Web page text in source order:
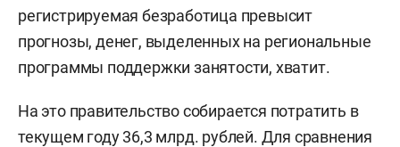
регистрируемая безработица превысит
прогнозы, денег, выделенных на региональные
программы поддержки занятости, хватит.
На это правительство собирается потратить в
текущем году 36,3 млрд. рублей. Для сравнения